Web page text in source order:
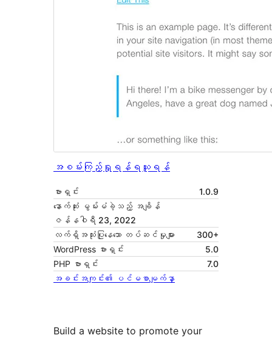
အစမ်းကြည့်ရှုရန် ရယူရန်
ဗားရှင်း
1.0.9
နောက်ဆုံး မွမ်းမံခဲ့သည့် အချိန်
ဇန်နဝါရီ 23, 2022
လက်ရှိအသုံးပြုနေသော တပ်ဆင်မှုများ
300+
WordPress ဗားရှင်း
5.0
PHP ဗားရှင်း
7.0
အခင်းအကျင်း၏ ပင်မစာမျက်နှာ
Build a website to promote your